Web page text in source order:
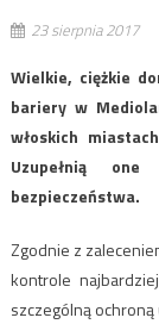
23 sierpnia 2017
Wielkie, ciężkie
bariery w
włoskich
Uzupełnią
bezpieczeństwa.
Zgodnie z
kontrole
szczególną